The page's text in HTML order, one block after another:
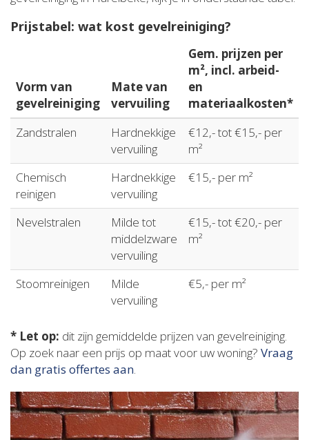
Prijstabel: wat kost gevelreiniging?
Vorm van
gevelreiniging
Mate van
vervuiling
Gem. prijzen per
m², incl. arbeid-
en
materiaalkosten*
Zandstralen
Hardnekkige
vervuiling
€12,- tot €15,- per
m²
Chemisch
reinigen
Hardnekkige
vervuiling
€15,- per m²
Nevelstralen
Milde tot
middelzware
vervuiling
€15,- tot €20,- per
m²
Stoomreinigen
Milde
vervuiling
€5,- per m²
* Let op: dit zijn gemiddelde prijzen van gevelreiniging.
Op zoek naar een prijs op maat voor uw woning? Vraag
dan gratis offertes aan.